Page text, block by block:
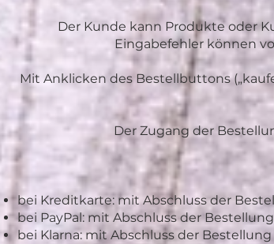
Der Kunde kann Produkte oder
Eingabefehler können
Mit Anklicken des Bestellbuttons
Der Zugang der
bei Kreditkarte: mit Abschluss der
bei PayPal: mit Abschluss der Bestellung
bei Klarna: mit Abschluss der Bestellung